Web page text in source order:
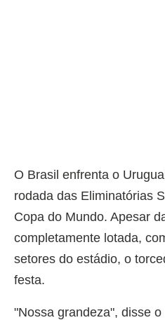
O Brasil enfrenta o
rodada das Eliminatórias
Copa do Mundo. Apesar
completamente lotada,
setores do estádio, o
festa.
"Nossa grandeza", disse